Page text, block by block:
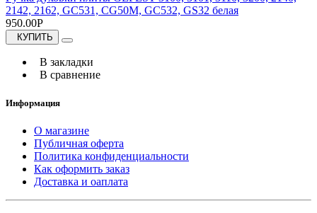
2142, 2162, GC531, CG50M, GC532, GS32 белая
950.00Р
КУПИТЬ
В закладки
В сравнение
Информация
О магазине
Публичная оферта
Политика конфиденциальности
Как оформить заказ
Доставка и оаплата